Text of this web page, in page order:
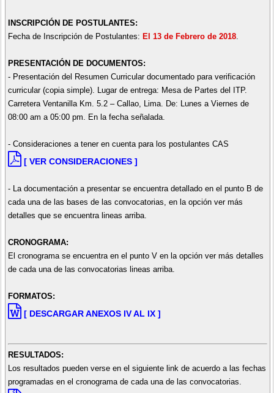
INSCRIPCIÓN DE POSTULANTES:
Fecha de Inscripción de Postulantes: El 13 de Febrero de 2018.
PRESENTACIÓN DE DOCUMENTOS:
- Presentación del Resumen Curricular documentado para verificación
curricular (copia simple). Lugar de entrega: Mesa de Partes del ITP.
Carretera Ventanilla Km. 5.2 – Callao, Lima. De: Lunes a Viernes de
08:00 am a 05:00 pm. En la fecha señalada.
- Consideraciones a tener en cuenta para los postulantes CAS
[ VER CONSIDERACIONES ]
- La documentación a presentar se encuentra detallado en el punto B de
cada una de las bases de las convocatorias, en la opción ver más
detalles que se encuentra lineas arriba.
CRONOGRAMA:
El cronograma se encuentra en el punto V en la opción ver más detalles
de cada una de las convocatorias lineas arriba.
FORMATOS:
[ DESCARGAR ANEXOS IV AL IX ]
RESULTADOS:
Los resultados pueden verse en el siguiente link de acuerdo a las fechas
programadas en el cronograma de cada una de las convocatorias.